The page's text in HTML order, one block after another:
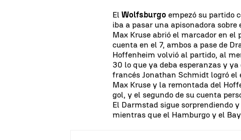
ElWolfsburgo empezó su partido
iba a pasar una apisonadora
Max Kruse abrió el marcador en
cuenta en el 7, ambos a pase de
Hoffenheim volvió al partido, al
30 lo que ya deba esperanzas y
francés Jonathan Schmidt logró el
Max Kruse y la remontada del
gol, y el segundo de su cuenta
El Darmstad sigue sorprendiendo
mientras que el Hamburgo y el